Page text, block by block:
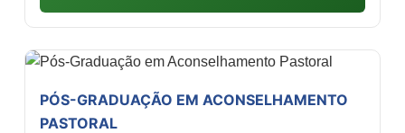
PÓS-GRADUAÇÃO EM ACONSELHAMENTO
PASTORAL